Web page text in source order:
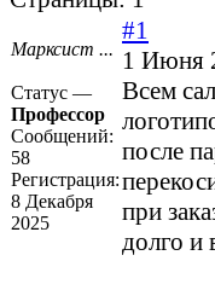
Марксист ...
Статус —
Профессор
Сообщений:
58
Регистрация:
8 Декабря
2025
#1
1 Июня
Всем
после
при
долго и